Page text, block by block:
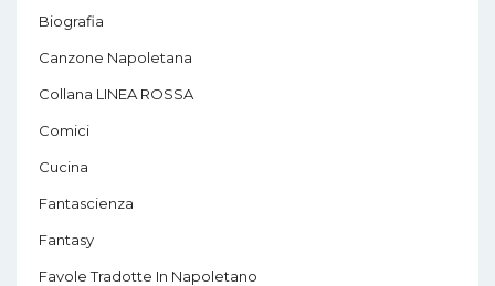
Biografia
Canzone Napoletana
Collana LINEA ROSSA
Comici
Cucina
Fantascienza
Fantasy
Favole Tradotte In Napoletano